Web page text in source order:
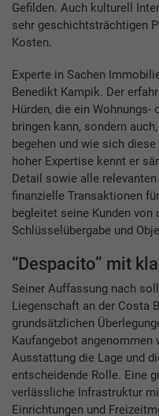
Gefilden. Auch kulturell
sehr geschichtsträchtigen
Kosten.
Experte in Sachen
Benedikt Kampik. Der
Hürden, die ein
bringen kann, sondern
begehen und wie sich
hoher Expertise kennt er
Detail sowie alle
finanzielle Transaktionen
begleitet seine Kunden von
Schlüsselübergabe und
“Despacito” mit
Seiner Auffassung nach
Liegenschaft an der Costa
grundsätzlichen
Kaufangebot angenommen
Ausstattung die Lage und
entscheidende Rolle. Eine
verlässliche Infrastruktur
Einrichtungen und